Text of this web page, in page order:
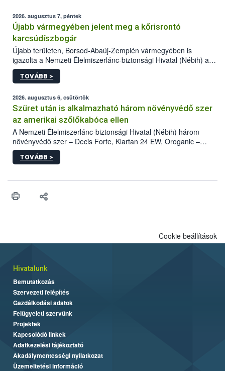
2026. augusztus 7, péntek
Újabb vármegyében jelent meg a kőrisrontó
karcsúdíszbogár
Újabb területen, Borsod-Abaúj-Zemplén vármegyében is
igazolta a Nemzeti Élelmiszerlánc-biztonsági Hivatal (Nébih) a
kőrisrontó karcsúdíszbogár (Agrilus planipennis) jelenlétét. A
kártevőt nem csak színcsapdában találták meg, de már fertőzött
az intenzív felderítést, emellett az intézkedéseket a szlovák
hatósággal is összehangolják a terjedés megállítása érdekében.
TOVÁBB >
2026. augusztus 6, csütörtök
Szüret után is alkalmazható három növényvédő szer
az amerikai szőlőkabóca ellen
A Nemzeti Élelmiszerlánc-biztonsági Hivatal (Nébih) három
növényvédő szer – Decis Forte, Klartan 24 EW, Oroganic –
engedélyokiratát módosította, így azok a szüretet követően,
egészen a vesszőérettség (BBCH 91) stádiumáig
érésű szőlőkben is legyen lehetőség a károsító elleni további
felhasználók számára is elérhető és ökológiai termesztésben is
TOVÁBB >
Cookie beállítások
Hivatalunk
Bemutatkozás
Szervezeti felépítés
Gazdálkodási adatok
Felügyeleti szervünk
Projektek
Kapcsolódó linkek
Adatkezelési tájékoztató
Akadálymentességi nyilatkozat
Üzemeltetési információ